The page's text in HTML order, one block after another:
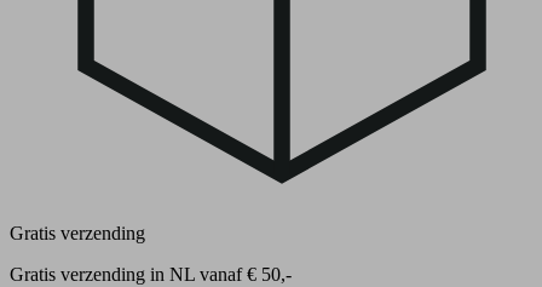
Gratis verzending
Gratis verzending in NL vanaf € 50,-